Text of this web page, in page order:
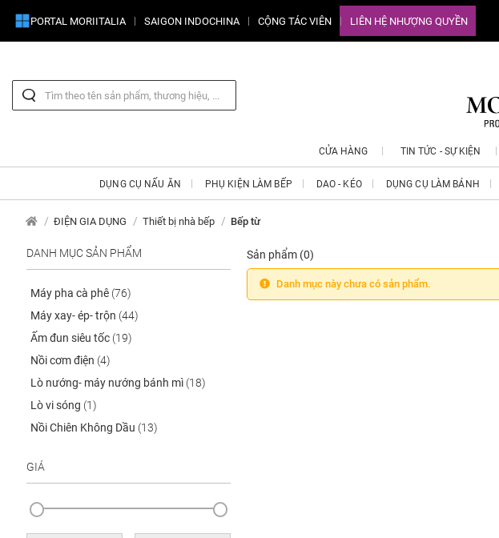
PORTAL MORIITALIA SAIGON INDOCHINA CỘNG TÁC VIÊN LIÊN HỆ NHƯỢNG QUYỀN
CỬA HÀNG TIN TỨC - SỰ KIỆN
DỤNG CỤ NẤU ĂN PHỤ KIỆN LÀM BẾP DAO - KÉO DỤNG CỤ LÀM BÁNH
ĐIỆN GIA DỤNG Thiết bị nhà bếp Bếp từ
DANH MỤC SẢN PHẨM
Máy pha cà phê (76)
Máy xay- ép- trộn (44)
Ấm đun siêu tốc (19)
Nồi cơm điện (4)
Lò nướng- máy nướng bánh mì (18)
Lò vi sóng (1)
Nồi Chiên Không Dầu (13)
GIÁ
Sản phẩm (0)
Danh mục này chưa có sản phẩm.